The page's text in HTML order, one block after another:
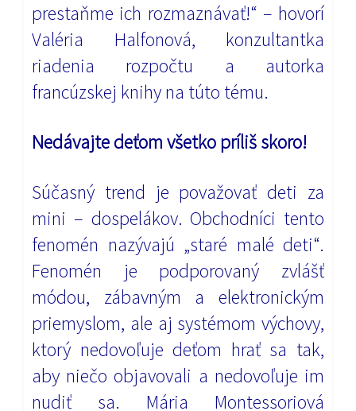
prestaňme ich rozmaznávať!“ – hovorí
Valéria Halfonová, konzultantka
riadenia rozpočtu a autorka
francúzskej knihy na túto tému.
Nedávajte deťom všetko príliš skoro!
Súčasný trend je považovať deti za
mini – dospelákov. Obchodníci tento
fenomén nazývajú „staré malé deti“.
Fenomén je podporovaný zvlášť
módou, zábavným a elektronickým
priemyslom, ale aj systémom výchovy,
ktorý nedovoľuje deťom hrať sa tak,
aby niečo objavovali a nedovoľuje im
nudiť sa. Mária Montessoriová